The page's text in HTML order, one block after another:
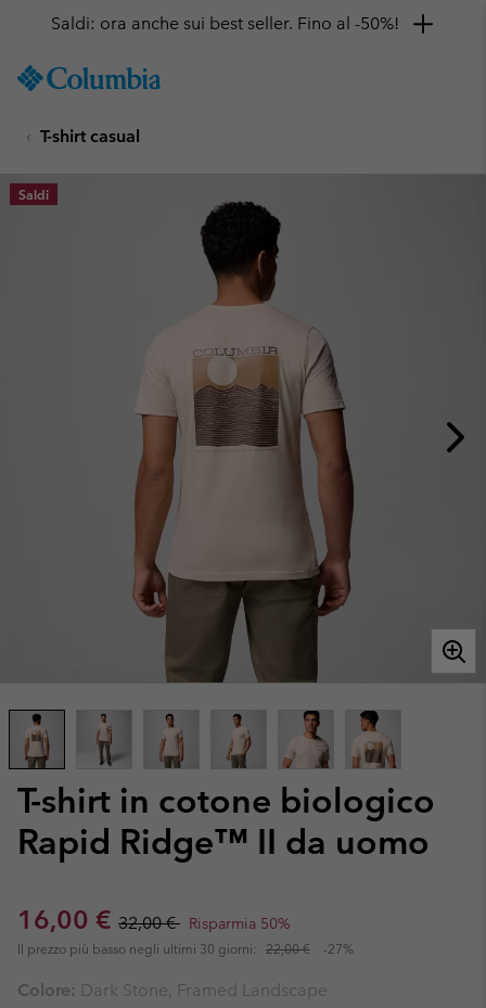
TO
SKIP
MAIN
NAV
Saldi: ora anche sui best seller. Fino al -50%!
T-shirt casual
T-shirt in cotone biologico
Rapid Ridge™ II da uomo
Sale price:
16,00 € Regular price:
32,00 € Risparmia 50%
Il prezzo più basso negli ultimi 30 giorni: 22,00 € -27%
Saldi
Colore: Dark Stone, Framed Landscape